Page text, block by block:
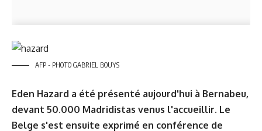
AFP - PHOTO GABRIEL BOUYS
Eden Hazard a été présenté aujourd'hui à Bernabeu,
devant 50.000 Madridistas venus l'accueillir. Le
Belge s'est ensuite exprimé en conférence de